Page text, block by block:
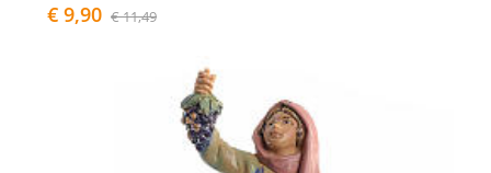
€ 9,90 € 11,49